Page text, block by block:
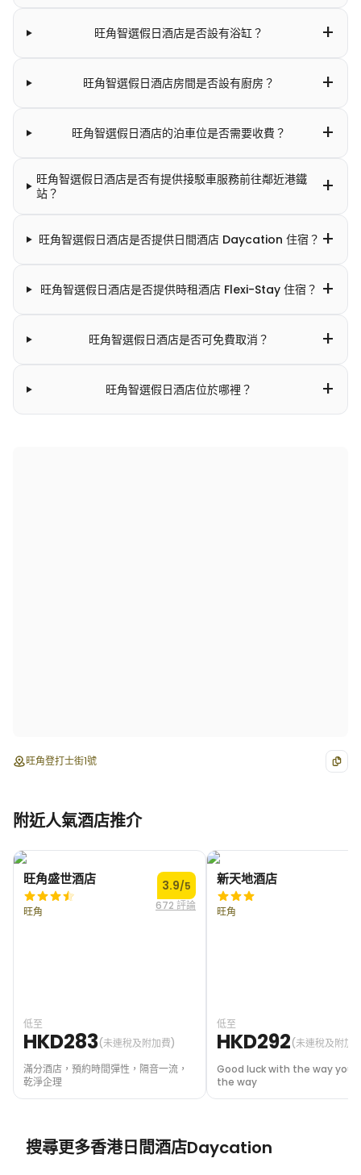
旺角智選假日酒店是否設有浴缸？ +
旺角智選假日酒店房間是否設有廚房？ +
旺角智選假日酒店的泊車位是否需要收費？ +
旺角智選假日酒店是否有提供接駁車服務前往鄰近港鐵
站？
+
旺角智選假日酒店是否提供日間酒店 Daycation 住宿？ +
旺角智選假日酒店是否提供時租酒店 Flexi-Stay 住宿？ +
旺角智選假日酒店是否可免費取消？ +
旺角智選假日酒店位於哪裡？ +
旺角登打士街1號
附近人氣酒店推介
旺角盛世酒店
旺角
3.9/5
672 評論
低至
HKD283(未連稅及附加費)
滿分酒店，預約時間彈性，隔音一流，
乾淨企理
新天地酒店
旺角
低至
HKD292(未連稅及附加
Good luck with the way you
the way
搜尋更多香港日間酒店Daycation